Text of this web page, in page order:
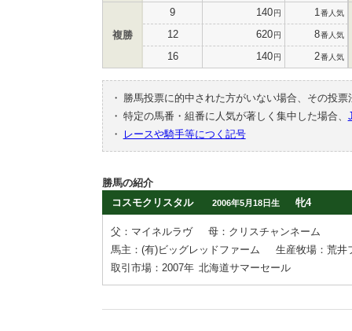
複勝
9 140円 1 番人気
12 620円 8番人気
16 140円 2番人気
・
勝馬投票に的中された方がいない場合、その投
・ 特定の馬番・組番に人気が著しく集中した場合、
・
レースや騎手等につく記号
勝馬の紹介
コスモクリスタル
2006年5月18日生 牝4
父：マイネルラヴ
母：クリスチャンネーム
馬主：(有)ビッグレッドファーム
生産牧場：荒井
取引市場：2007年 北海道サマーセール